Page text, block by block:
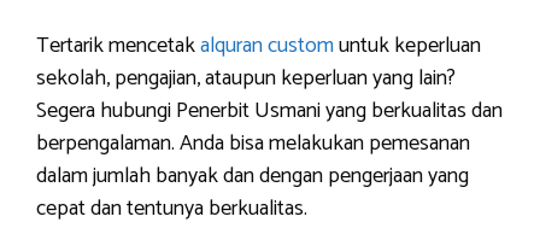
Tertarik mencetakalquran customuntuk keperluan
sekolah, pengajian, ataupun keperluan yang lain?
Segera hubungi Penerbit Usmani yang berkualitas dan
berpengalaman. Anda bisa melakukan pemesanan
dalam jumlah banyak dan dengan pengerjaan yang
cepat dan tentunya berkualitas.